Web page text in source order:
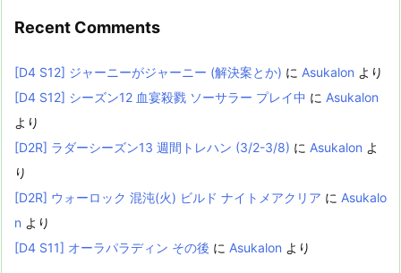
Recent Comments
[D4 S12] ジャーニーがジャーニー (解決案とか) に Asukalon より
[D4 S12] シーズン12 血宴殺戮 ソーサラー プレイ中 に Asukalon
より
[D2R] ラダーシーズン13 週間トレハン (3/2-3/8) に Asukalon よ
り
[D2R] ウォーロック 混沌(火) ビルド ナイトメアクリア に Asukalo
n より
[D4 S11] オーラパラディン その後 に Asukalon より